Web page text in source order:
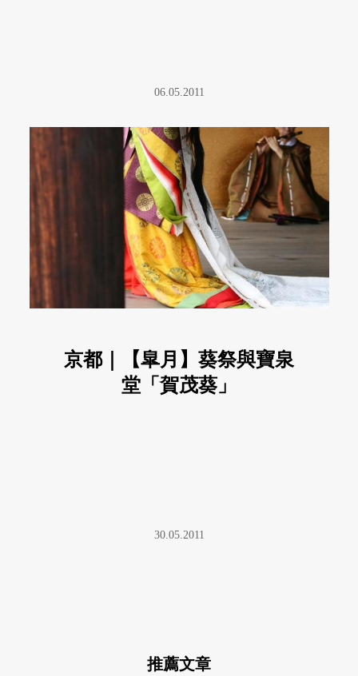
06.05.2011
京都｜【皐月】葵祭與寶泉
堂「賀茂葵」
30.05.2011
推薦文章